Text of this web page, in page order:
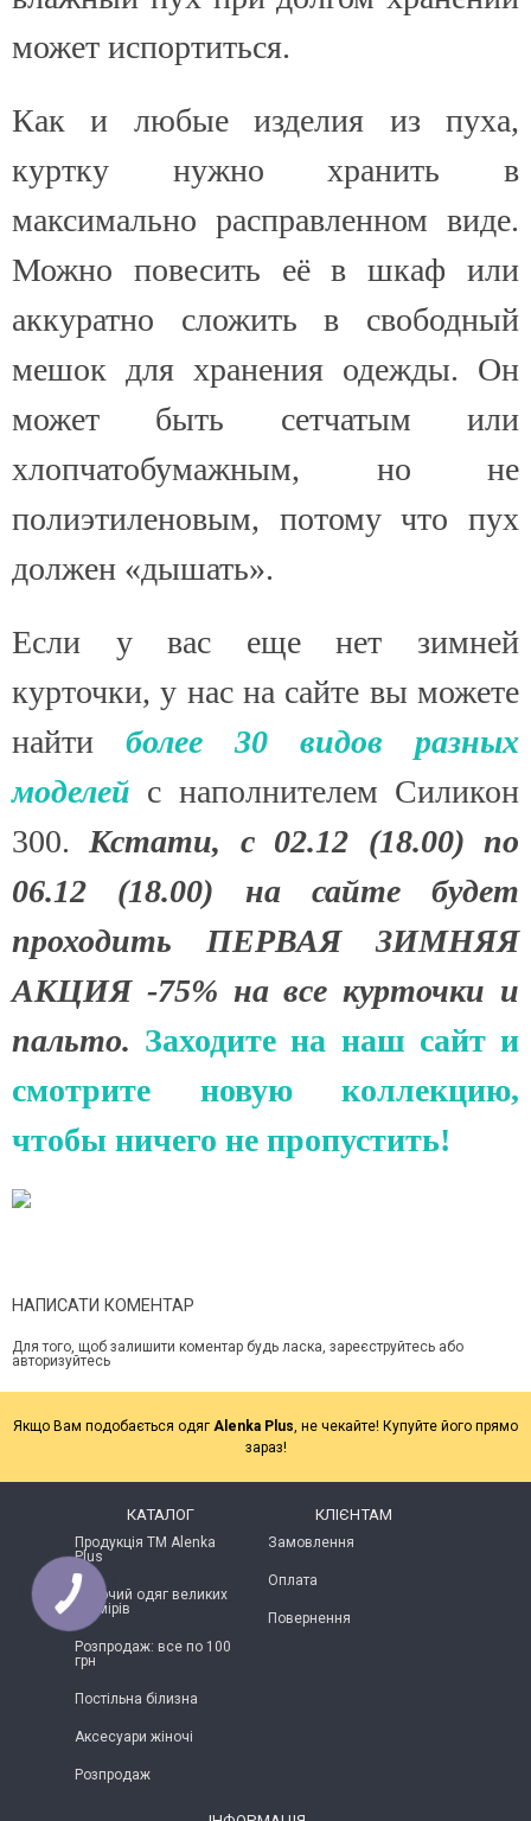
может испортиться.
Как и любые изделия из пуха,
куртку нужно хранить в
максимально расправленном виде.
Можно повесить её в шкаф или
аккуратно сложить в свободный
мешок для хранения одежды. Он
может быть сетчатым или
хлопчатобумажным, но не
полиэтиленовым, потому что пух
должен «дышать».
Если у вас еще нет зимней
курточки, у нас на сайте вы можете
найти
более 30 видов разных
моделей с наполнителем Силикон
300. Кстати, с 02.12 (18.00) по
06.12 (18.00) на сайте будет
проходить ПЕРВАЯ ЗИМНЯЯ
АКЦИЯ -75% на все курточки и
пальто. Заходите на наш сайт и
смотрите новую коллекцию,
чтобы ничего не пропустить!
НАПИСАТИ КОМЕНТАР
Для того, щоб залишити коментар будь ласка, зареєструйтесь або
авторизуйтесь
Якщо Вам подобається одяг Alenka Plus, не чекайте! Купуйте його прямо
зараз!
КАТАЛОГ
Продукція ТМ Alenka
Plus
Жіночий одяг великих
розмірів
Розпродаж: все по 100
грн
Постільна білизна
Аксесуари жіночі
Розпродаж
КЛІЄНТАМ
Замовлення
Оплата
Повернення